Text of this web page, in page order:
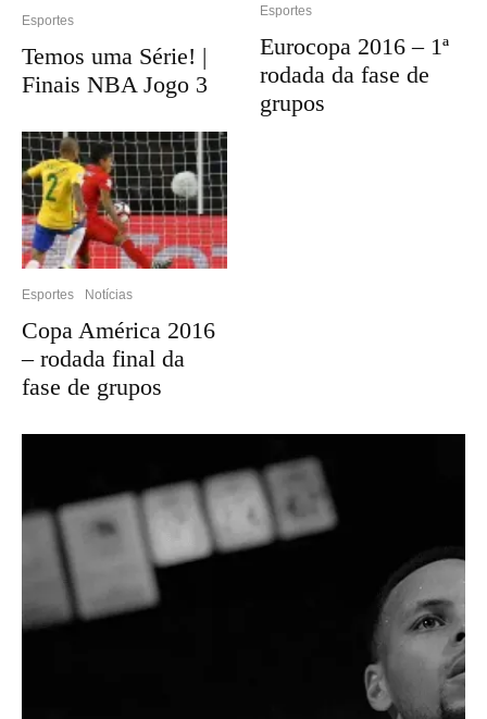
Esportes
Temos uma Série! |
Finais NBA Jogo 3
Esportes Notícias
Copa América 2016
– rodada final da
fase de grupos
Esportes
Eurocopa 2016 – 1ª
rodada da fase de
grupos